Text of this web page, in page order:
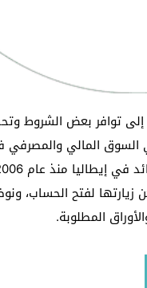
توافر بعض الشروط
لفتح الحساب،
المطلوبة.